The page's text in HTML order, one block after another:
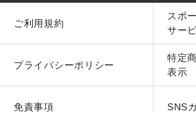
ご利用規約
スポ
サー
プライバシーポリシー
特定
表示
免責事項 SNS